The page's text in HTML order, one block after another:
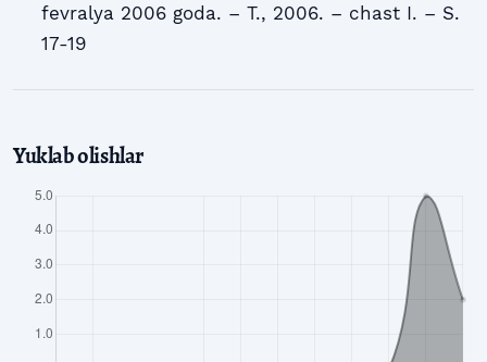
fevralya 2006 goda. – T., 2006. – chast I. – S.
17-19
Yuklab olishlar